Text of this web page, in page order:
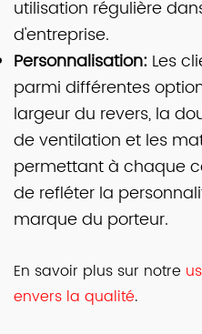
utilisation régulière
d'entreprise.
Personnalisation: Les
parmi différentes
largeur du revers, la
de ventilation et les
permettant à chaque
de refléter la
marque du porteur.
En savoir plus sur notre
envers la qualité.